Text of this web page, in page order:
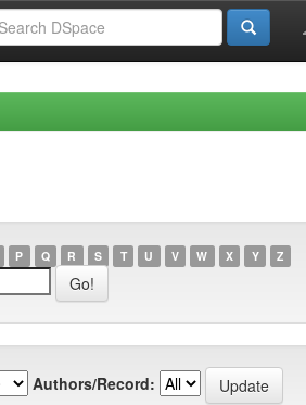
P Q R S T U V W X Y Z
Authors/Record: